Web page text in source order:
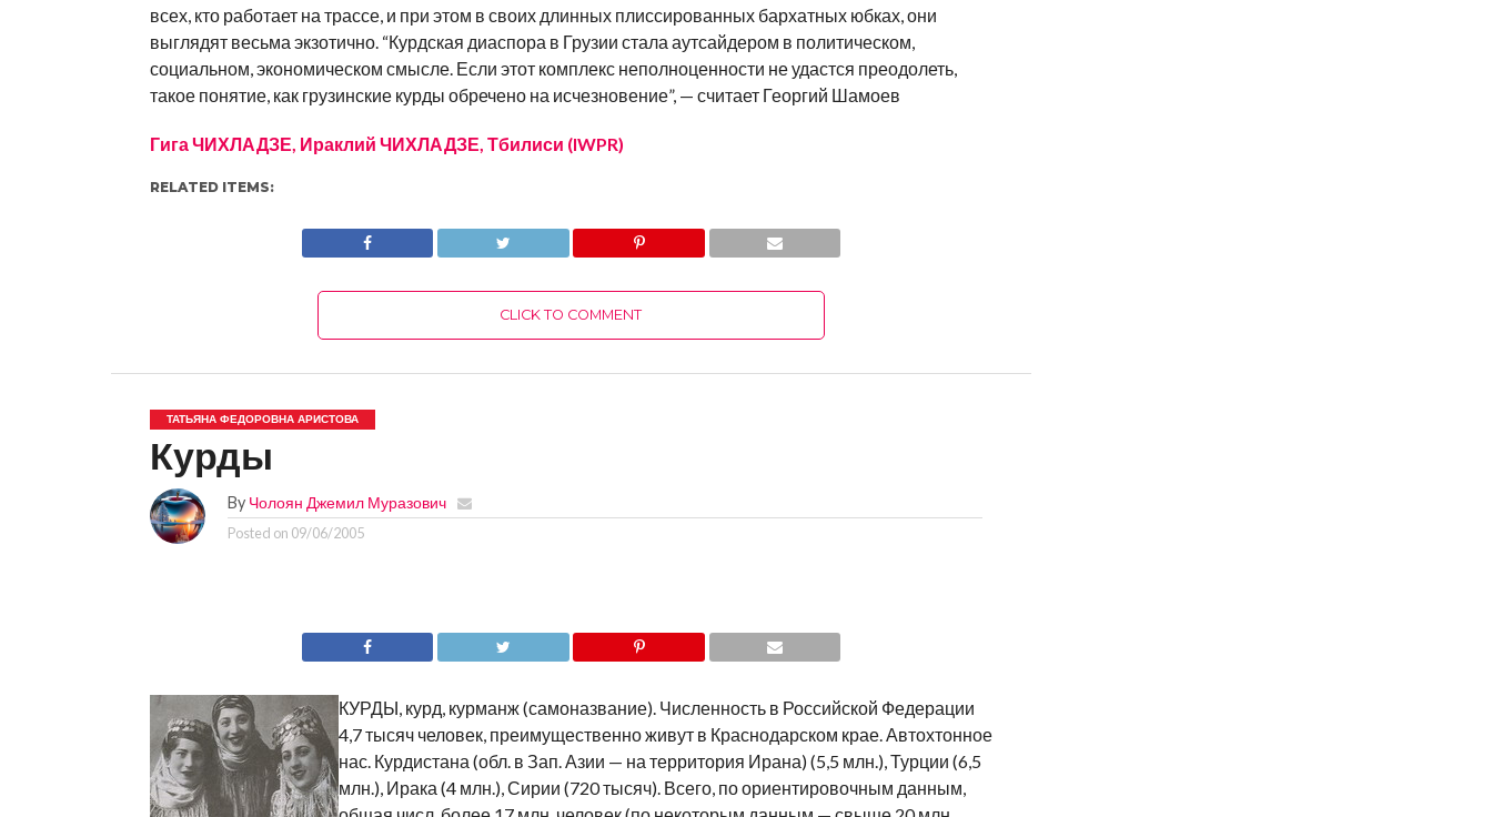
всех, кто работает на трассе, и при этом в своих длинных плиссированных бархатных юбках, они
выглядят весьма экзотично. “Курдская диаспора в Грузии стала аутсайдером в политическом,
социальном, экономическом смысле. Если этот комплекс неполноценности не удастся преодолеть,
такое понятие, как грузинские курды обречено на исчезновение”, — считает Георгий Шамоев
Гига ЧИХЛАДЗЕ, Ираклий ЧИХЛАДЗЕ, Тбилиси (IWPR)
RELATED ITEMS:
CLICK TO COMMENT
ТАТЬЯНА ФЕДОРОВНА АРИСТОВА
Курды
By Чолоян Джемил Муразович
Posted on 09/06/2005
КУРДЫ, курд, курманж (самоназвание). Численность в Российской Федерации
4,7 тысяч человек, преимущественно живут в Краснодарском крае. Автохтонное
нас. Курдистана (обл. в Зап. Азии — на территория Ирана) (5,5 млн.), Турции (6,5
млн.), Ирака (4 млн.), Сирии (720 тысяч). Всего, по ориентировочным данным,